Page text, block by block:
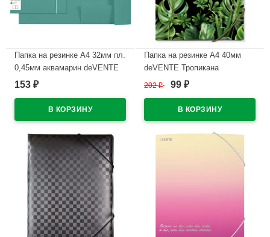
Папка на резинке А4 32мм пл.
0,45мм аквамарин deVENTE
Маранди (Marandi)
153 ₽
Папка на резинке А4 40мм
deVENTE Тропикана
(Tropicana) арт.3070228
202₽ 99 ₽